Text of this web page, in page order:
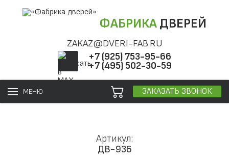
ФАБРИКАДВЕРЕЙ
ZAKAZ@DVERI-FAB.RU
+7 (925) 753-95-66
+7 (495) 502-30-59
МЕНЮ ЗАКАЗАТЬ ЗВОНОК
Артикул:
ДВ-936